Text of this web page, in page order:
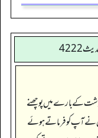
گوشت کے بارے میں پوچھنے
نے آپ کو فرماتے ہوئے